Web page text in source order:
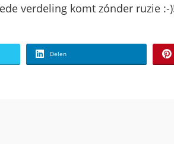
verdeling komt zónder ruzie :-
Delen